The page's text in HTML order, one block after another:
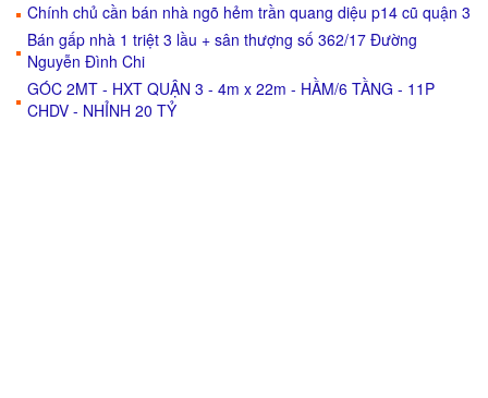
Chính chủ cần bán nhà ngõ hẻm trần quang diệu p14 cũ quận 3
Bán gấp nhà 1 triệt 3 lầu + sân thượng số 362/17 Đường
Nguyễn Đình Chi
GÓC 2MT - HXT QUẬN 3 - 4m x 22m - HẦM/6 TẦNG - 11P
CHDV - NHỈNH 20 TỶ